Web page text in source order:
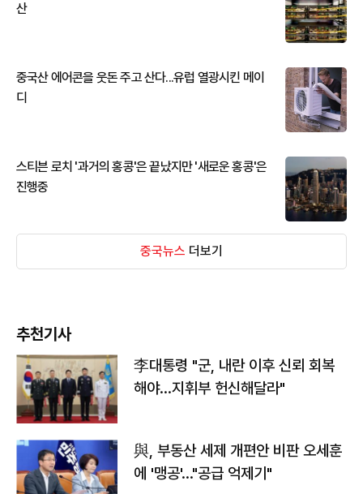
산
중국산 에어콘을 웃돈 주고 산다...유럽 열광시킨 메이
디
스티븐 로치 '과거의 홍콩'은 끝났지만 '새로운 홍콩'은
진행중
중국뉴스 더보기
추천기사
李대통령 "군, 내란 이후 신뢰 회복
해야…지휘부 헌신해달라"
與, 부동산 세제 개편안 비판 오세훈
에 '맹공'…"공급 억제기"